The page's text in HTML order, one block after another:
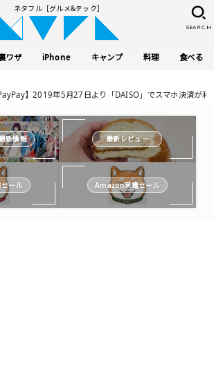
ネタフル［グルメ&テック］
ワザ iPhone キャンプ 料理 食べる
SEARCH
】2019年5月27日より「DAISO」でスマホ決済が利
新情報 最新レビュー
ール Amazon家電セール